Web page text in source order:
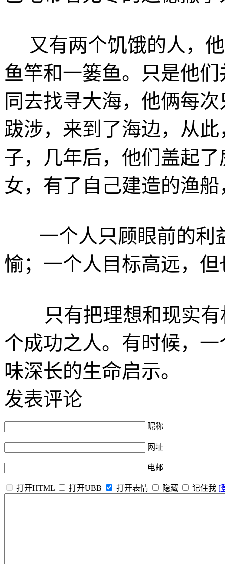
又有两个饥饿的人，
鱼竿和一篓鱼。只是他
同去找寻大海，他俩每
跋涉，来到了海边，从
子，几年后，他们盖起
女，有了自己建造的渔
一个人只顾眼前的利
愉；一个人目标高远，
只有把理想和现实有
个成功之人。有时候，
味深长的生命启示。
发表评论
昵称
网址
电邮
打开HTML 打开UBB 打开表情 隐藏 记住我 [